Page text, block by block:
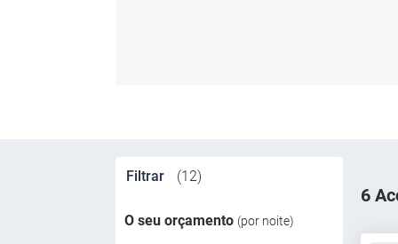
Filtrar (12)
O seu orçamento (por noite)
6